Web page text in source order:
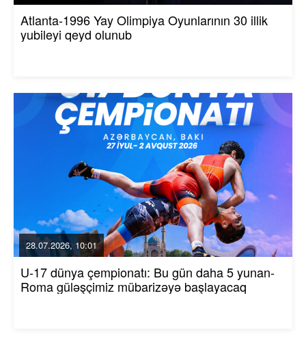
Atlanta-1996 Yay Olimpiya Oyunlarının 30 illik
yubileyi qeyd olunub
28.07.2026, 10:01
U-17 dünya çempionatı: Bu gün daha 5 yunan-
Roma güləşçimiz mübarizəyə başlayacaq